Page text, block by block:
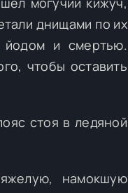
днищами по их
йодом и смертью.
чтобы оставить
стоя в ледяной
намокшую